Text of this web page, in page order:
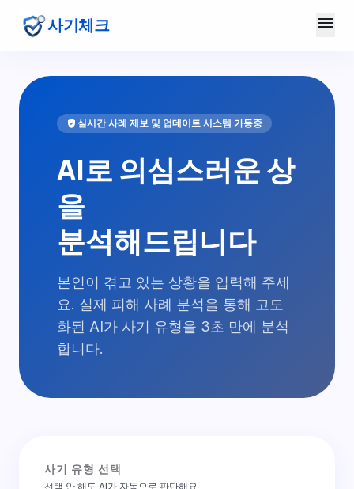
사기체크 menu
verified_user 실시간 사례 제보 및 업데이트 시스템 가동중
AI로 의심스러운 상
을
분석해드립니다
본인이 겪고 있는 상황을 입력해 주세
요. 실제 피해 사례 분석을 통해 고도
화된 AI가 사기 유형을 3초 만에 분석
합니다.
사기 유형 선택
선택 안 해도 AI가 자동으로 판단해요